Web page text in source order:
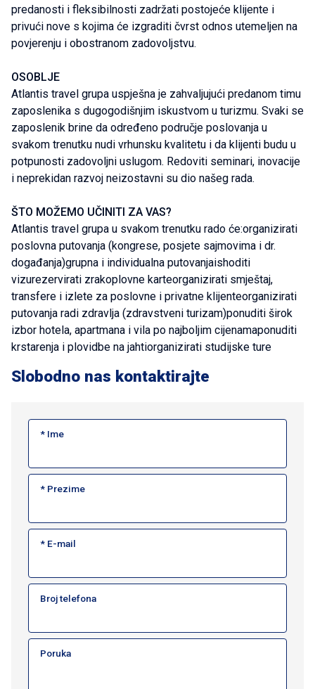
predanosti i fleksibilnosti zadržati postojeće klijente i
privući nove s kojima će izgraditi čvrst odnos utemeljen na
povjerenju i obostranom zadovoljstvu.
OSOBLJE
Atlantis travel grupa uspješna je zahvaljujući predanom timu
zaposlenika s dugogodišnjim iskustvom u turizmu. Svaki se
zaposlenik brine da određeno područje poslovanja u
svakom trenutku nudi vrhunsku kvalitetu i da klijenti budu u
potpunosti zadovoljni uslugom. Redoviti seminari, inovacije
i neprekidan razvoj neizostavni su dio našeg rada.
ŠTO MOŽEMO UČINITI ZA VAS?
Atlantis travel grupa u svakom trenutku rado će:organizirati
poslovna putovanja (kongrese, posjete sajmovima i dr.
događanja)grupna i individualna putovanjaishoditi
vizurezervirati zrakoplovne karteorganizirati smještaj,
transfere i izlete za poslovne i privatne klijenteorganizirati
putovanja radi zdravlja (zdravstveni turizam)ponuditi širok
izbor hotela, apartmana i vila po najboljim cijenamaponuditi
krstarenja i plovidbe na jahtiorganizirati studijske ture
Slobodno nas kontaktirajte
* Ime
* Prezime
* E-mail
Broj telefona
Poruka